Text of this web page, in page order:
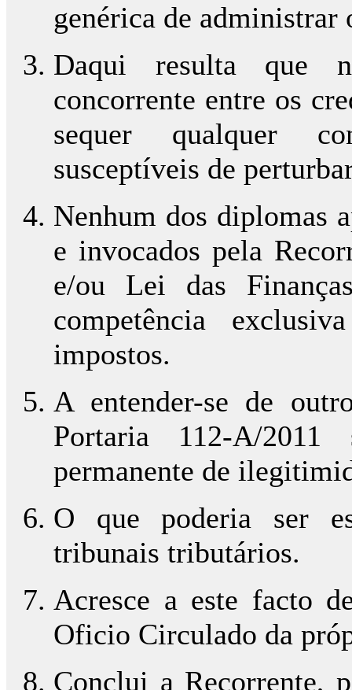
genérica de administrar
Daqui resulta que
concorrente entre os
sequer qualquer
susceptíveis de
Nenhum dos diplomas
e invocados pela
e/ou Lei das
competência
impostos.
A entender-se de
Portaria 112-A/
permanente de
O que poderia ser
tribunais tributários.
Acresce a este facto
Oficio Circulado da
Conclui a Recorrente,